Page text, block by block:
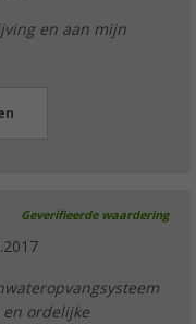
en aan mijn
Geverifieerde waardering
en ordelijke